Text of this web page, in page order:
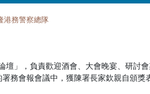
港務警察總隊
」，負責歡迎酒會、大會晚宴、研討
務會報會議中，獲陳署長家欽親自頒獎